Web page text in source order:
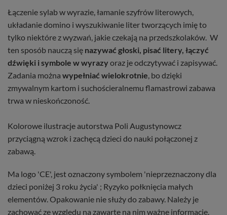
Łączenie sylab w wyrazie, łamanie szyfrów literowych,
układanie domino i wyszukiwanie liter tworzących imię to
tylko niektóre z wyzwań, jakie czekają na przedszkolaków. W
ten sposób nauczą się nazywać głoski, pisać litery, łączyć
dźwięki i symbole w wyrazy oraz je odczytywać i zapisywać.
Zadania można wypełniać wielokrotnie , bo dzięki
zmywalnym kartom i suchościeralnemu flamastrowi zabawa
trwa w nieskończoność.
Kolorowe ilustracje autorstwa Poli Augustynowcz
przyciągną wzrok i zachęcą dzieci do nauki połączonej z
zabawą.
Ma logo 'CE', jest oznaczony symbolem 'nieprzeznaczony dla
dzieci poniżej 3 roku życia' ; Ryzyko połknięcia małych
elementów. Opakowanie nie służy do zabawy. Należy je
zachować ze względu na zawarte na nim ważne informacje.